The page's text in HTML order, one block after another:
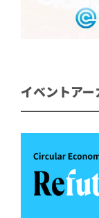
イベントアー